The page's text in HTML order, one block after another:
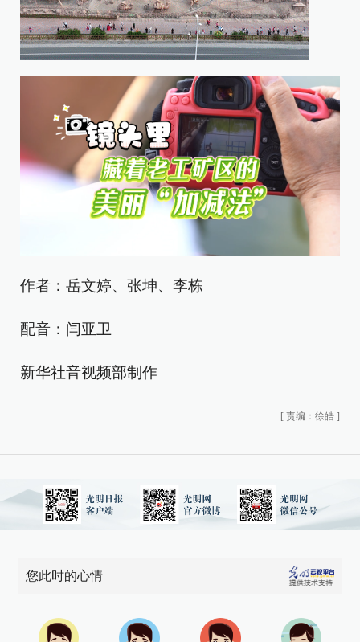
作者：岳文婷、张坤、李栋
配音：闫亚卫
新华社音视频部制作
[ 责编：徐皓 ]
您此时的心情